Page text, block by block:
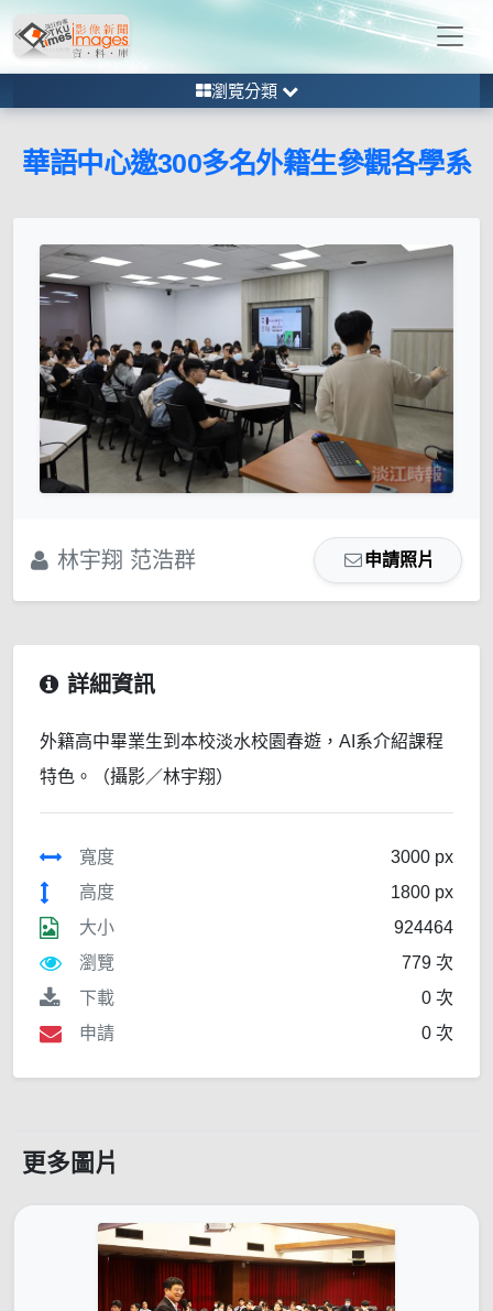
瀏覽分類
華語中心邀300多名外籍生參觀各學系
林宇翔 范浩群 申請照片
詳細資訊
外籍高中畢業生到本校淡水校園春遊，AI系介紹課程
特色。（攝影／林宇翔）
寬度
3000 px
高度
1800 px
大小
924464
瀏覽
779 次
下載
0 次
申請
0 次
更多圖片